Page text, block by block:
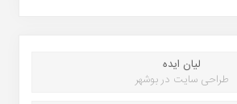
لیان ایده
طراحی سایت در بوشهر